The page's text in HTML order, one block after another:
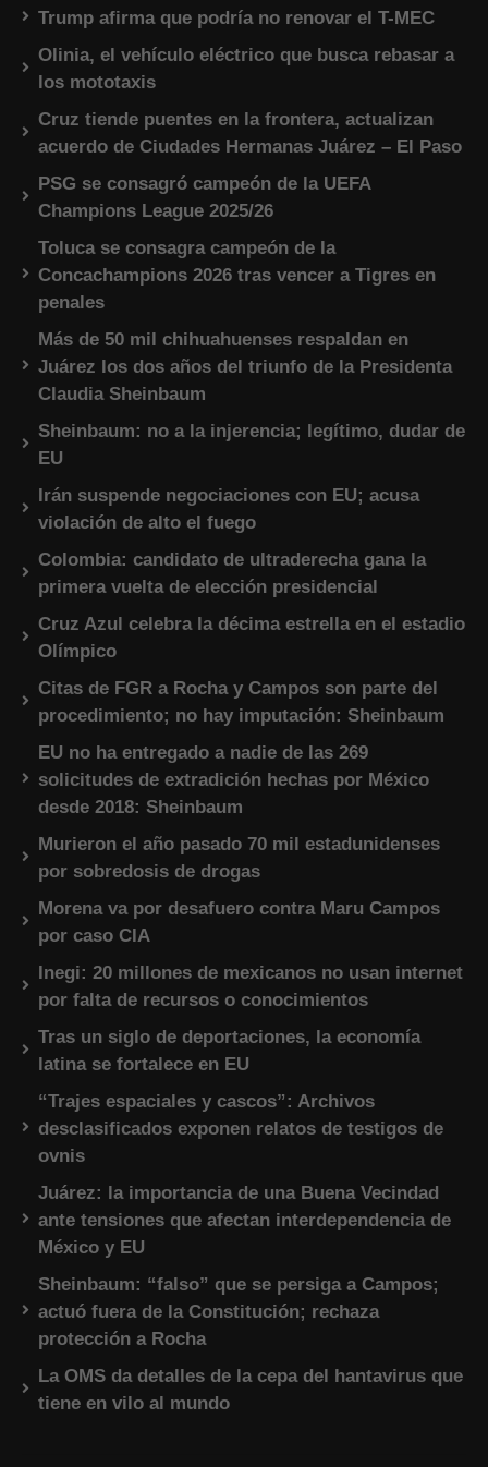
Trump afirma que podría no renovar el T-MEC
Olinia, el vehículo eléctrico que busca rebasar a
los mototaxis
Cruz tiende puentes en la frontera, actualizan
acuerdo de Ciudades Hermanas Juárez – El Paso
PSG se consagró campeón de la UEFA
Champions League 2025/26
Toluca se consagra campeón de la
Concachampions 2026 tras vencer a Tigres en
penales
Más de 50 mil chihuahuenses respaldan en
Juárez los dos años del triunfo de la Presidenta
Claudia Sheinbaum
Sheinbaum: no a la injerencia; legítimo, dudar de
EU
Irán suspende negociaciones con EU; acusa
violación de alto el fuego
Colombia: candidato de ultraderecha gana la
primera vuelta de elección presidencial
Cruz Azul celebra la décima estrella en el estadio
Olímpico
Citas de FGR a Rocha y Campos son parte del
procedimiento; no hay imputación: Sheinbaum
EU no ha entregado a nadie de las 269
solicitudes de extradición hechas por México
desde 2018: Sheinbaum
Murieron el año pasado 70 mil estadunidenses
por sobredosis de drogas
Morena va por desafuero contra Maru Campos
por caso CIA
Inegi: 20 millones de mexicanos no usan internet
por falta de recursos o conocimientos
Tras un siglo de deportaciones, la economía
latina se fortalece en EU
“Trajes espaciales y cascos”: Archivos
desclasificados exponen relatos de testigos de
ovnis
Juárez: la importancia de una Buena Vecindad
ante tensiones que afectan interdependencia de
México y EU
Sheinbaum: “falso” que se persiga a Campos;
actuó fuera de la Constitución; rechaza
protección a Rocha
La OMS da detalles de la cepa del hantavirus que
tiene en vilo al mundo